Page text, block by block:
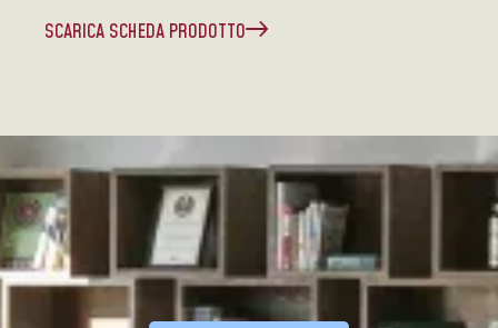
SCARICA SCHEDA PRODOTTO